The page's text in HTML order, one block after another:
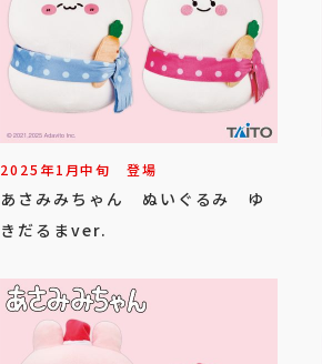
2025年1月中旬 登場
あさみみちゃん ぬいぐるみ ゆ
きだるまver.